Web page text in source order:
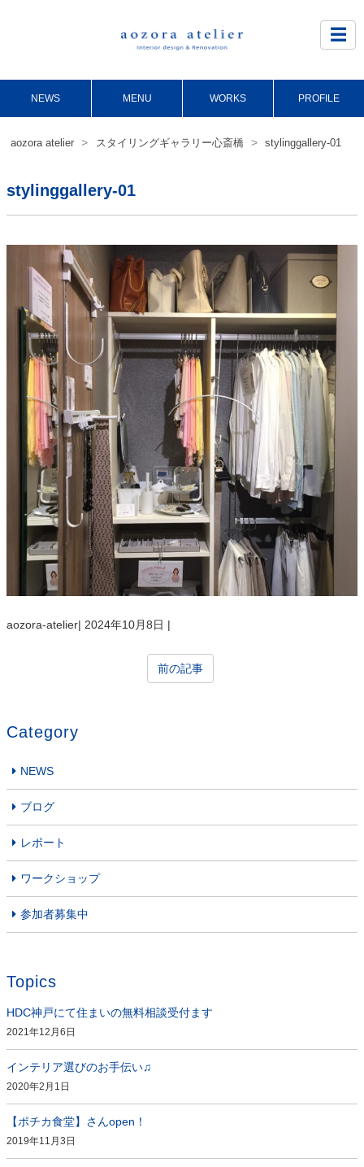
☰
NEWS MENU WORKS PROFILE
aozora atelier > スタイリングギャラリー心斎橋 > stylinggallery-01
stylinggallery-01
aozora-atelier| 2024年10月8日 |
前の記事
Category
NEWS
ブログ
レポート
ワークショップ
参加者募集中
Topics
HDC神戸にて住まいの無料相談受付ます
2021年12月6日
インテリア選びのお手伝い♫
2020年2月1日
【ポチカ食堂】さんopen！
2019年11月3日